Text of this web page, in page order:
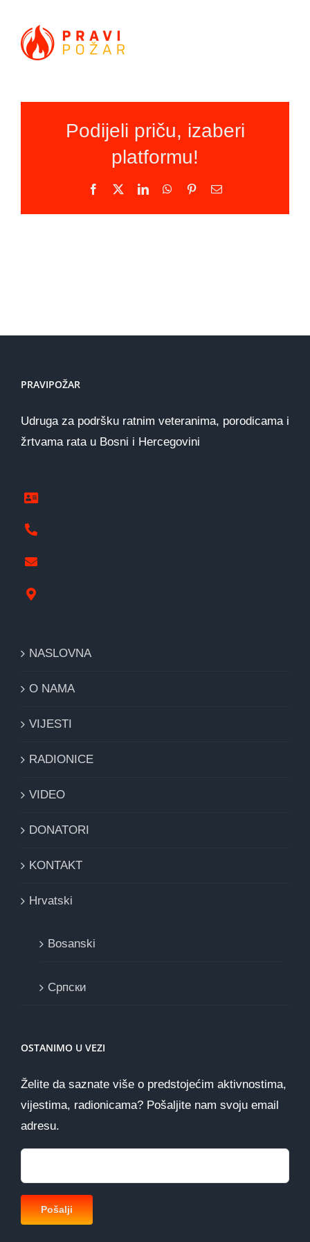
Podijeli priču, izaberi
platformu!
Facebook LinkedInWhatsApp
PinterestEmail
PRAVIPOŽAR
Udruga za podršku ratnim veteranima, porodicama i
žrtvama rata u Bosni i Hercegovini
NASLOVNA
O NAMA
VIJESTI
RADIONICE
VIDEO
DONATORI
KONTAKT
Hrvatski
Bosanski
Cрпски
OSTANIMO U VEZI
Želite da saznate više o predstojećim aktivnostima,
vijestima, radionicama? Pošaljite nam svoju email
adresu.